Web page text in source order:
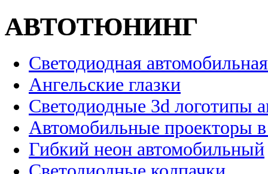
АВТОТЮНИНГ
Светодиодная
Ангельские глазки
Светодиодные 3d логотипы
Автомобильные проекторы
Гибкий неон автомобильный